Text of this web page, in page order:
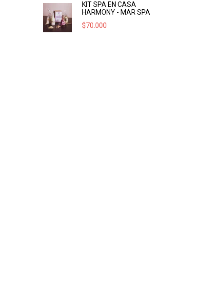
KIT SPA EN CASA
HARMONY - MAR SPA
$70.000